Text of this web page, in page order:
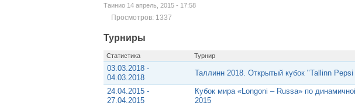
Таинио 14 апрель, 2015 - 17:58
Просмотров: 1337
Турниры
Статистика Турнир
03.03.2018 -
04.03.2018
Таллинн 2018. Открытый кубок "Tallinn
24.04.2015 -
27.04.2015
Кубок мира «Longoni – Russa» по
2015